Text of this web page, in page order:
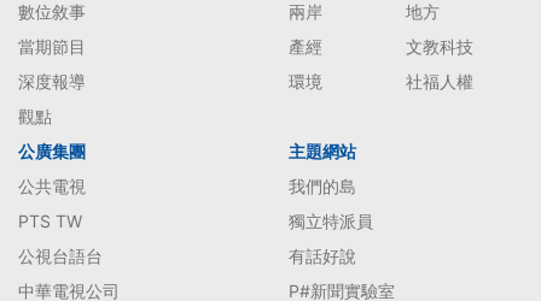
數位敘事
當期節目
深度報導
觀點
兩岸
地方
產經
文教科技
環境
社福人權
公廣集團
公共電視
PTS TW
公視台語台
中華電視公司
主題網站
我們的島
獨立特派員
有話好說
P#新聞實驗室